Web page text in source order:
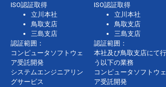
ISO認証取得
立川本社
鳥取支店
三島支店
認証範囲：
コンピュータソフトウェ
ア受託開発
システムエンジニアリン
グサービス
ISO認証取得
立川本社
鳥取支店
三島支店
認証範囲：
本社及び鳥取支店にて行
う以下の業務
コンピュータソフトウェ
ア受託開発